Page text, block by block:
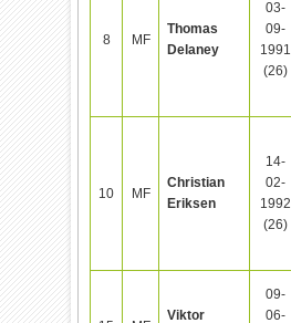
8 MF
Thomas
Delaney
03-
09-
1991
(26)
10 MF
Christian
Eriksen
14-
02-
1992
(26)
Viktor
09-
06-